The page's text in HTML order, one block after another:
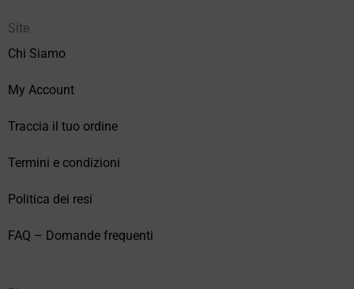
Site
Chi Siamo
My Account
Traccia il tuo ordine
Termini e condizioni
Politica dei resi
FAQ – Domande frequenti